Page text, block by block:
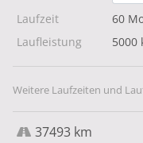
Laufzeit
60
Laufleistung
5000
Weitere Laufzeiten und
37493 km